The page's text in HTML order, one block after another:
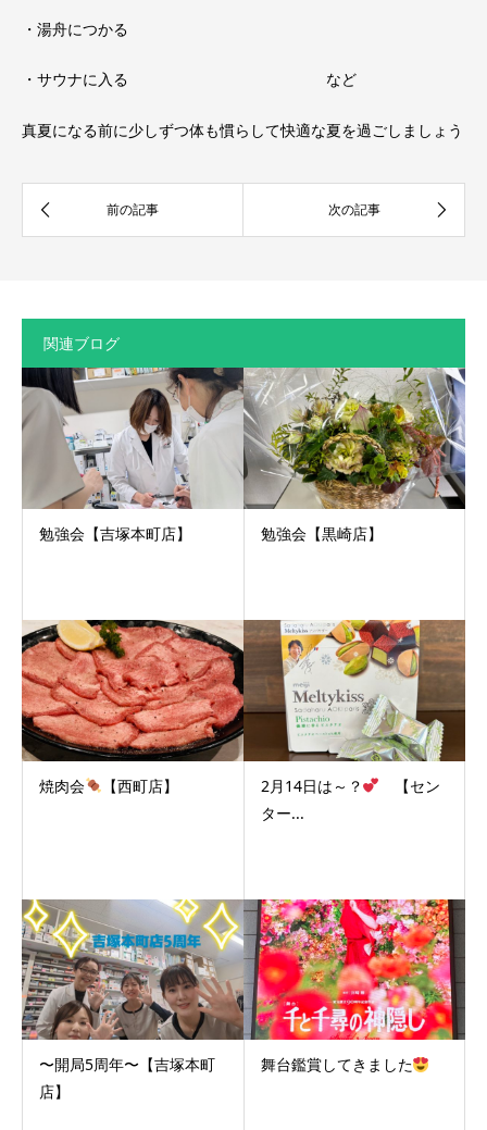
・湯舟につかる
・サウナに入る など
真夏になる前に少しずつ体も慣らして快適な夏を過ごしましょう
関連ブログ
勉強会【吉塚本町店】 勉強会【黒崎店】
焼肉会 【西町店】 2月14日は～？
【セン
ター...
〜開局5周年〜【吉塚本町
店】
舞台鑑賞してきました